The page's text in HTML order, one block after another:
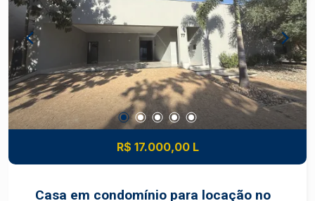
R$ 17.000,00 L
Casa em condomínio para locação no